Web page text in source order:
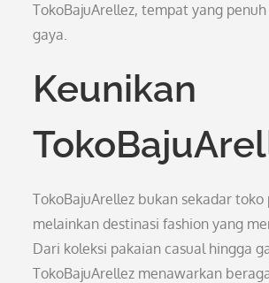
TokoBajuArellez, tempat yang
gaya.
Keunikan
TokoBajuArellez bukan sekadar toko
melainkan destinasi fashion yang
Dari koleksi pakaian casual hingga
TokoBajuArellez menawarkan